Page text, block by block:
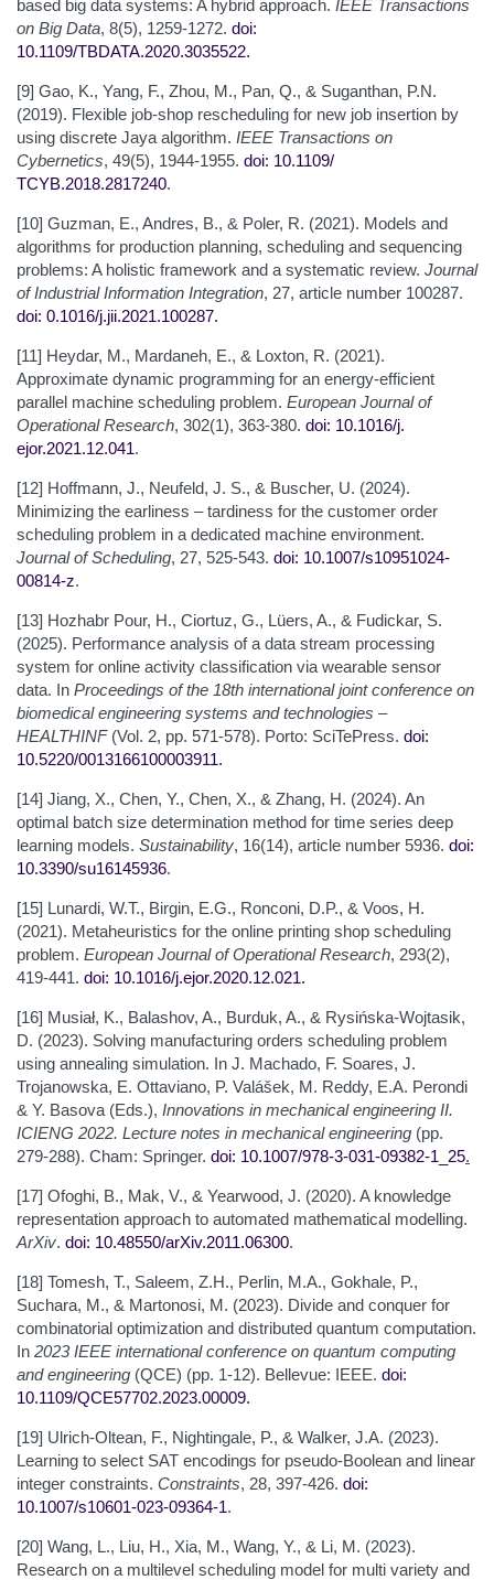
based big data systems: A hybrid approach. IEEE Transactions
on Big Data, 8(5), 1259-1272. doi:
10.1109/TBDATA.2020.3035522.
[9] Gao, K., Yang, F., Zhou, M., Pan, Q., & Suganthan, P.N.
(2019). Flexible job-shop rescheduling for new job insertion by
using discrete Jaya algorithm. IEEE Transactions on
Cybernetics, 49(5), 1944-1955. doi: 10.1109/
TCYB.2018.2817240.
[10] Guzman, E., Andres, B., & Poler, R. (2021). Models and
algorithms for production planning, scheduling and sequencing
problems: A holistic framework and a systematic review. Journal
of Industrial Information Integration, 27, article number 100287.
doi: 0.1016/j.jii.2021.100287.
[11] Heydar, M., Mardaneh, E., & Loxton, R. (2021).
Approximate dynamic programming for an energy-efficient
parallel machine scheduling problem. European Journal of
Operational Research, 302(1), 363-380. doi: 10.1016/j.
ejor.2021.12.041.
[12] Hoffmann, J., Neufeld, J. S., & Buscher, U. (2024).
Minimizing the earliness – tardiness for the customer order
scheduling problem in a dedicated machine environment.
Journal of Scheduling, 27, 525-543. doi: 10.1007/s10951024-
00814-z.
[13] Hozhabr Pour, H., Ciortuz, G., Lüers, A., & Fudickar, S.
(2025). Performance analysis of a data stream processing
system for online activity classification via wearable sensor
data. In Proceedings of the 18th international joint conference on
biomedical engineering systems and technologies –
HEALTHINF(Vol. 2, pp. 571-578). Porto: SciTePress. doi:
10.5220/0013166100003911.
[14] Jiang, X., Chen, Y., Chen, X., & Zhang, H. (2024). An
optimal batch size determination method for time series deep
learning models. Sustainability, 16(14), article number 5936. doi:
10.3390/su16145936.
[15] Lunardi, W.T., Birgin, E.G., Ronconi, D.P., & Voos, H.
(2021). Metaheuristics for the online printing shop scheduling
problem. European Journal of Operational Research, 293(2),
419-441. doi: 10.1016/j.ejor.2020.12.021.
[16] Musiał, K., Balashov, A., Burduk, A., & Rysińska-Wojtasik,
D. (2023). Solving manufacturing orders scheduling problem
using annealing simulation. In J. Machado, F. Soares, J.
Trojanowska, E. Ottaviano, P. Valášek, M. Reddy, E.A. Perondi
& Y. Basova (Eds.), Innovations in mechanical engineering II.
ICIENG 2022. Lecture notes in mechanical engineering (pp.
279-288). Cham: Springer. doi: 10.1007/978-3-031-09382-1_25.
[17] Ofoghi, B., Mak, V., & Yearwood, J. (2020). A knowledge
representation approach to automated mathematical modelling.
ArXiv. doi: 10.48550/arXiv.2011.06300.
[18] Tomesh, T., Saleem, Z.H., Perlin, M.A., Gokhale, P.,
Suchara, M., & Martonosi, M. (2023). Divide and conquer for
combinatorial optimization and distributed quantum computation.
In 2023 IEEE international conference on quantum computing
and engineering (QCE) (pp. 1-12). Bellevue: IEEE. doi:
10.1109/QCE57702.2023.00009.
[19] Ulrich-Oltean, F., Nightingale, P., & Walker, J.A. (2023).
Learning to select SAT encodings for pseudo-Boolean and linear
integer constraints. Constraints, 28, 397-426. doi:
10.1007/s10601-023-09364-1.
[20] Wang, L., Liu, H., Xia, M., Wang, Y., & Li, M. (2023).
Research on a multilevel scheduling model for multi variety and